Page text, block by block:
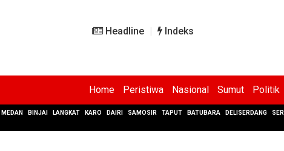
Headline Indeks
Home Peristiwa Nasional Sumut Politik
MEDAN BINJAI LANGKAT KARO DAIRI SAMOSIR TAPUT BATUBARA DELISERDANG